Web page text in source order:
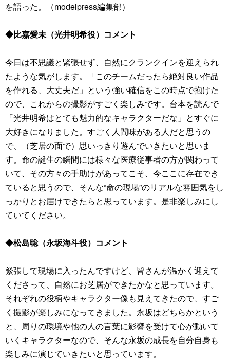
を語った。（modelpress編集部）
◆比嘉愛未（光井明希役）コメント
今日は不思議と緊張せず、自然にクランクインを迎えられ
たような気がします。「このチームだったら絶対良い作品
を作れる、大丈夫だ」という強い確信をこの時点で抱けた
ので、これからの撮影がすごく楽しみです。台本を読んで
「光井明希はとても魅力的なキャラクターだな」とすぐに
大好きになりました。すごく人間味がある人だと思うの
で、（芝居の面で）思いっきり遊んでいきたいと思いま
す。命の誕生の瞬間には様々な医療従事者の方が関わって
いて、その方々の手助けがあってこそ、今ここに存在でき
ていると思うので、そんな“命の現場”のリアルな雰囲気をし
っかりとお届けできたらと思っています。是非楽しみにし
ていてください。
◆松島聡（永坂海斗役）コメント
緊張して現場に入ったんですけど、皆さんが温かく迎えて
くださって、自然にお芝居ができたかなと思っています。
それぞれの役柄やキャラクター像も見えてきたので、すご
く撮影が楽しみになってきました。永坂はどちらかという
と、周りの環境や他の人の言葉に影響を受けて心が動いて
いくキャラクターなので、そんな永坂の成長を自分自身も
楽しみに演じていきたいと思っています。